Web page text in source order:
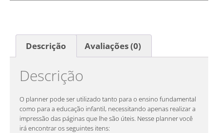
Descrição Avaliações (0)
Descrição
O planner pode ser utilizado tanto para o ensino fundamental
como para a educação infantil, necessitando apenas realizar a
impressão das páginas que lhe são úteis. Nesse planner você
irá encontrar os seguintes itens: